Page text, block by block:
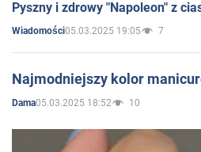
Pyszny i zdrowy "Napoleon" z
Wiadomości05.03.2025 19:05 7
Najmodniejszy kolor
Dama05.03.2025 18:52 10